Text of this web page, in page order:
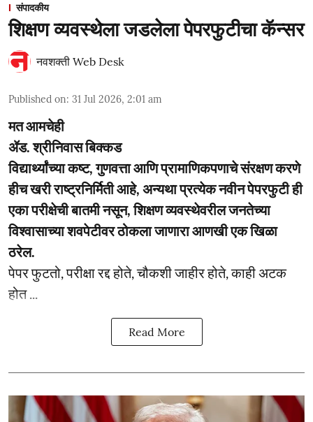
संपादकीय
शिक्षण व्यवस्थेला जडलेला पेपरफुटीचा कॅन्सर
नवशक्ती Web Desk
Published on: 31 Jul 2026, 2:01 am
मत आमचेही
ॲड. श्रीनिवास बिक्कड
विद्यार्थ्यांच्या कष्ट, गुणवत्ता आणि प्रामाणिकपणाचे संरक्षण करणे
हीच खरी राष्ट्रनिर्मिती आहे, अन्यथा प्रत्येक नवीन पेपरफुटी ही
एका परीक्षेची बातमी नसून, शिक्षण व्यवस्थेवरील जनतेच्या
विश्वासाच्या शवपेटीवर ठोकला जाणारा आणखी एक खिळा
ठरेल.
पेपर फुटतो, परीक्षा रद्द होते, चौकशी जाहीर होते, काही अटक
होत ...
Read More